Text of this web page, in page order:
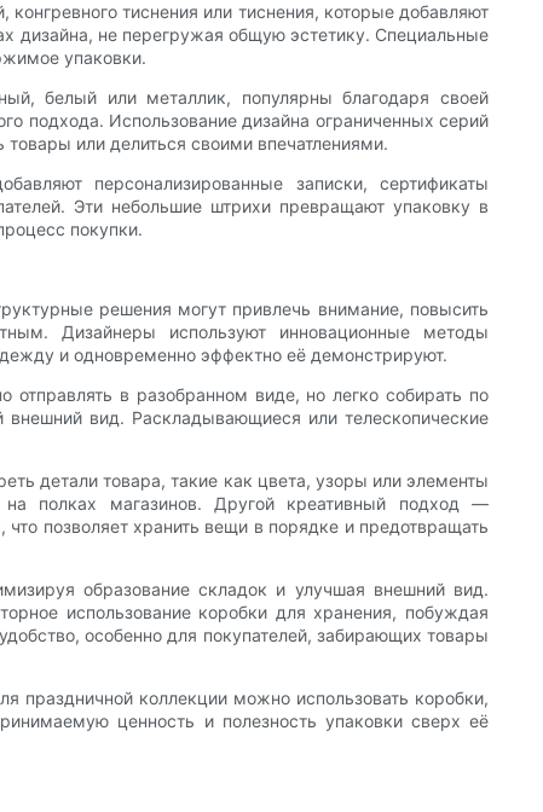
тиснения или тиснения, которые добавляют
дизайна, не перегружая общую эстетику. Специальные
упаковки.
белый или металлик, популярны благодаря своей
подхода. Использование дизайна ограниченных серий
или делиться своими впечатлениями.
персонализированные записки, сертификаты
Эти небольшие штрихи превращают упаковку в
покупки.
решения могут привлечь внимание, повысить
Дизайнеры используют инновационные методы
и одновременно эффектно её демонстрируют.
в разобранном виде, но легко собирать по
вид. Раскладывающиеся или телескопические
детали товара, такие как цвета, узоры или элементы
на полках магазинов. Другой креативный подход —
позволяет хранить вещи в порядке и предотвращать
образование складок и улучшая внешний вид.
использование коробки для хранения, побуждая
особенно для покупателей, забирающих товары
праздничной коллекции можно использовать коробки,
ценность и полезность упаковки сверх её